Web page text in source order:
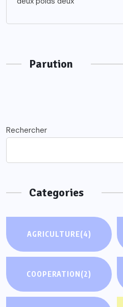
Parution
Rechercher
Categories
AGRICULTURE(4)
COOPERATION(2)